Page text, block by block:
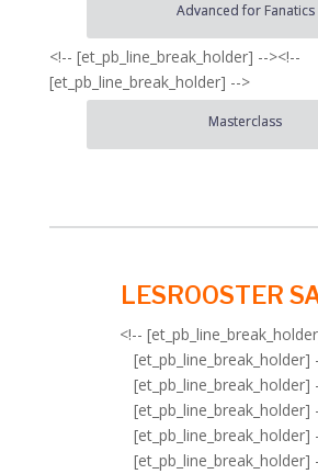
Advanced for Fanatics
<!-- [et_pb_line_break_holder] --><!--
[et_pb_line_break_holder] -->
Masterclass
LESROOSTER
<!--
[et_pb_line_break_holder]
[et_pb_line_break_holder]
[et_pb_line_break_holder]
[et_pb_line_break_holder]
[et_pb_line_break_holder]